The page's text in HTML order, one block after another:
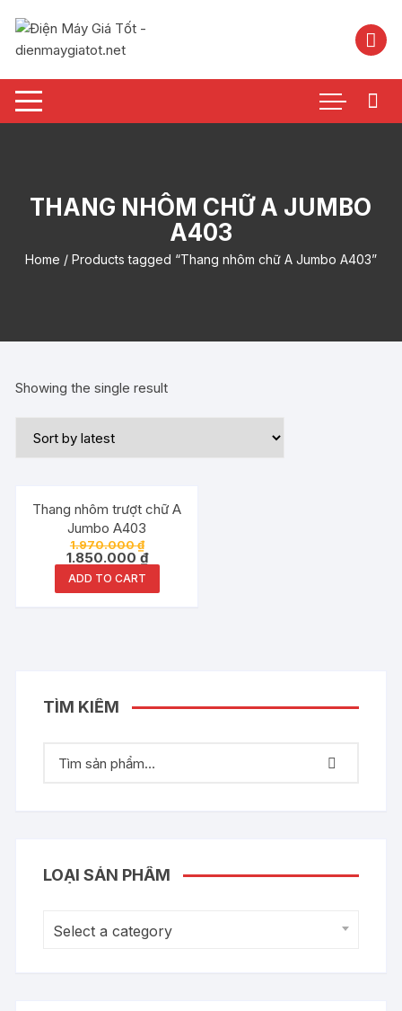
nội
THANG NHÔM CHỮ A JUMBO
A403
Home / Products tagged “Thang nhôm chữ A Jumbo A403”
Showing the single result
Đang ưu đãi!
Thang nhôm trượt chữ A
Jumbo A403
1.970.000₫
1.850.000₫
ADD TO CART
TÌM KIẾM
LOẠI SẢN PHẨM
Select a category